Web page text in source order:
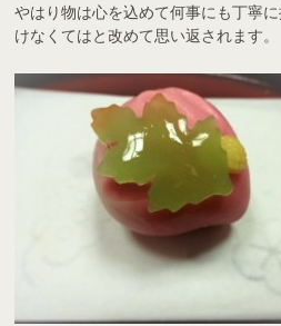
やはり物は心を込めて何事にも丁寧
けなくてはと改めて思い返されます。